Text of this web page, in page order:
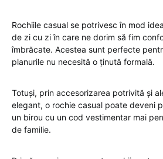
Rochiile casual se potrivesc în mod
de zi cu zi în care ne dorim să fim
îmbrăcate. Acestea sunt perfecte
planurile nu necesită o ținută formală.
Totuși, prin accesorizarea potrivită și
elegant, o rochie casual poate deveni
un birou cu un cod vestimentar mai
de familie.